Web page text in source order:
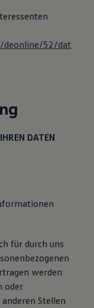
deonline/52/dat
DATEN
für durch uns
werden
oder
Stellen